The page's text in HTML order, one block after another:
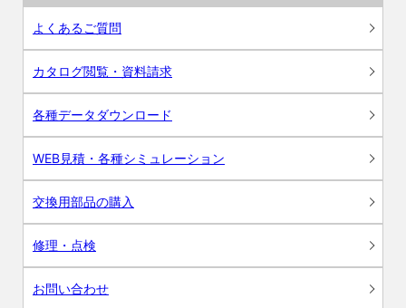
よくあるご質問
カタログ閲覧・資料請求
各種データダウンロード
WEB見積・各種シミュレーション
交換用部品の購入
修理・点検
お問い合わせ